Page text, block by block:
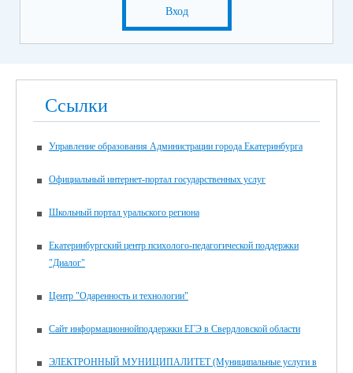
Вход
Ссылки
Управление образования Администрации города Екатеринбурга
Официальный интернет-портал государственных услуг
Школьный портал уральского региона
Екатеринбургский центр психолого-педагогической поддержки
"Диалог"
Центр "Одаренность и технологии"
Сайт информационнойподдержки ЕГЭ в Свердловской области
ЭЛЕКТРОННЫЙ МУНИЦИПАЛИТЕТ (Муниципальные услуги в